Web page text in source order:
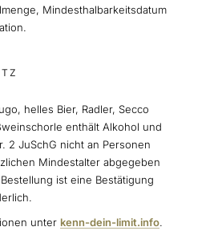
Mindesthalbarkeitsdatum
helles Bier, Radler, Secco
enthält Alkohol und
2 JuSchG nicht an Personen
Mindestalter abgegeben
ist eine Bestätigung
unter kenn-dein-limit.info.